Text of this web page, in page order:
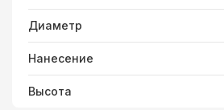
Диаметр
Нанесение
Высота